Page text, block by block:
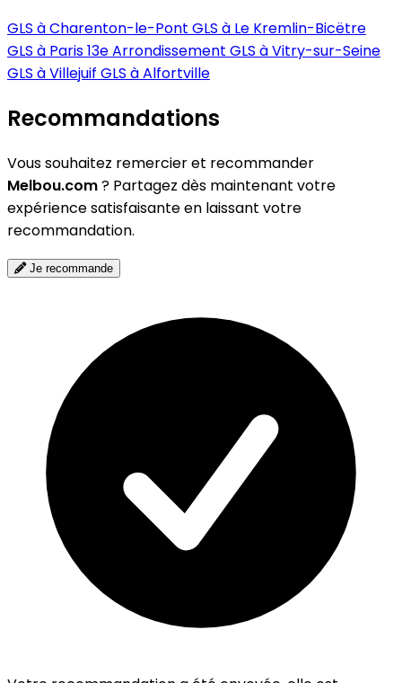
GLS à Charenton-le-Pont GLS à Le Kremlin-Bicëtre
GLS à Paris 13e Arrondissement GLS à Vitry-sur-Seine
GLS à Villejuif GLS à Alfortville
Recommandations
Vous souhaitez remercier et recommander
Melbou.com? Partagez dès maintenant votre
expérience satisfaisante en laissant votre
recommandation.
Je recommande